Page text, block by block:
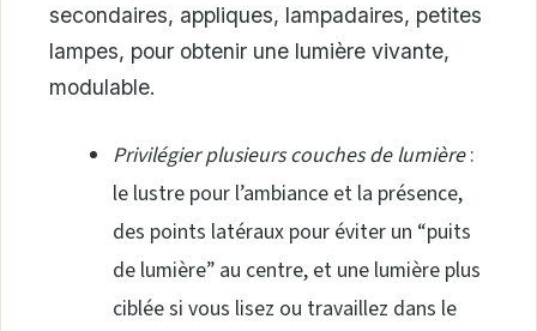
secondaires, appliques, lampadaires, petites
lampes, pour obtenir une lumière vivante,
modulable.
Privilégier plusieurs couches de lumière:
le lustre pour l’ambiance et la présence,
des points latéraux pour éviter un “puits
de lumière” au centre, et une lumière plus
ciblée si vous lisez ou travaillez dans le